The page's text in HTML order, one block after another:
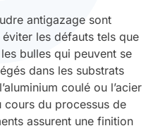
antigazage sont
les défauts tels que
bulles qui peuvent se
dans les substrats
coulé ou l’acier
cours du processus de
assurent une finition